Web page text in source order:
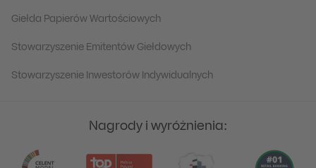
Giełda Papierów Wartościowych
Stowarzyszenie Emitentów Giełdowych
Stowarzyszenie Inwestorów Indywidualnych
Nagrody i wyróżnienia: